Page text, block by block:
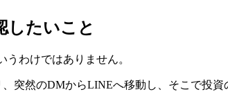
したいこと
わけではありません。
突然のDMからLINEへ移動し、そこで投